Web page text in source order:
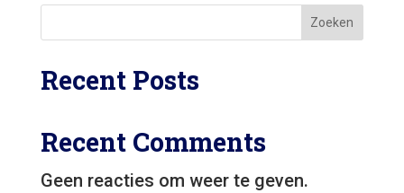
Zoeken
Recent Posts
Recent Comments
Geen reacties om weer te geven.